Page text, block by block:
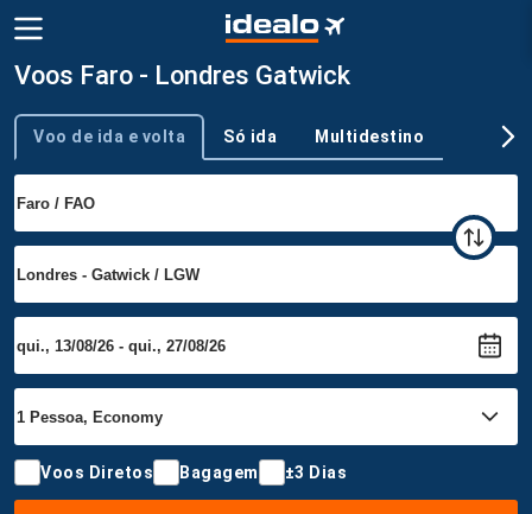
Voos Faro - Londres Gatwick
Tipo de viagem
Voo de ida e volta Só ida Multidestino
Voos Diretos Bagagem ±3 Dias